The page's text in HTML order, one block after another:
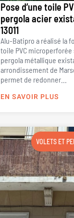
Pose d’une toile
pergola acier
13011
Alu-Batipro a réalisé la
toile PVC
pergola métallique
arrondissement de
permet de redonner...
EN SAVOIR PLUS
VOLETS ET